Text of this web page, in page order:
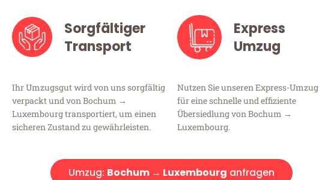
Sorgfältiger
Transport
Ihr Umzugsgut wird von uns sorgfältig
verpackt und von Bochum →
Luxembourg transportiert, um einen
sicheren Zustand zu gewährleisten.
Express
Umzug
Nutzen Sie unseren Express-Umzug
für eine schnelle und effiziente
Übersiedlung von Bochum →
Luxembourg.
Umzug: Bochum → Luxembourg anfragen